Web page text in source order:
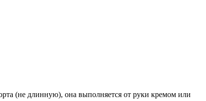
(не длинную), она выполняется от руки кремом или